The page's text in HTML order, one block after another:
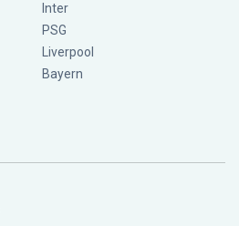
Inter
PSG
Liverpool
Bayern